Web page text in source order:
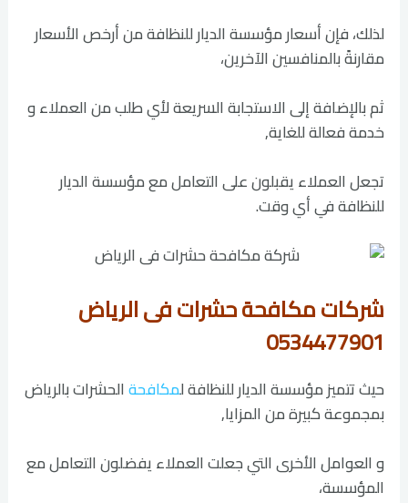
لذلك، فإن أسعار مؤسسة الديار للنظافة من أرخص الأسعار
مقارنةً بالمنافسين الآخرين،
ثم بالإضافة إلى الاستجابة السريعة لأي طلب من العملاء و
خدمة فعالة للغاية,
تجعل العملاء يقبلون على التعامل مع مؤسسة الديار
للنظافة في أي وقت.
شركات مكافحة حشرات فى الرياض
0534477901
حيث تتميز مؤسسة الديار للنظافة لمكافحةالحشرات بالرياض
بمجموعة كبيرة من المزايا,
و العوامل الأخرى التي جعلت العملاء يفضلون التعامل مع
المؤسسة،